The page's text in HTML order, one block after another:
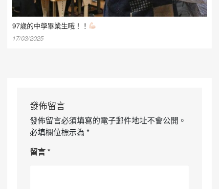
97歲的中學畢業生哦！！
17/03/2025
發佈留言
發佈留言必須填寫的電子郵件地址不會公開。
必填欄位標示為 *
留言*